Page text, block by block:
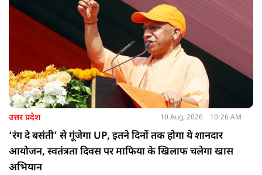
उत्तर प्रदेश 10 Aug, 2026 10:26 AM
‘रंग दे बसंती’ से गूंजेगा UP, इतने दिनों तक होगा ये शानदार
आयोजन, स्वतंत्रता दिवस पर माफिया के खिलाफ चलेगा खास
अभियान